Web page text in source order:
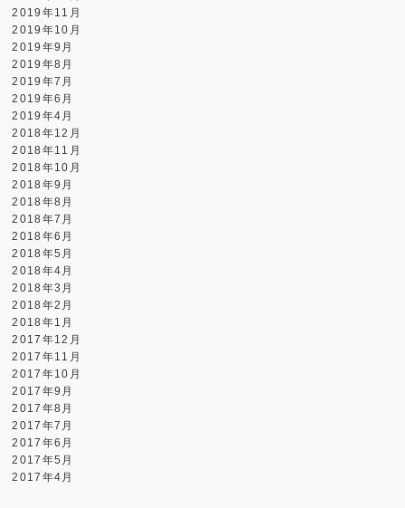
2019年11月
2019年10月
2019年9月
2019年8月
2019年7月
2019年6月
2019年4月
2018年12月
2018年11月
2018年10月
2018年9月
2018年8月
2018年7月
2018年6月
2018年5月
2018年4月
2018年3月
2018年2月
2018年1月
2017年12月
2017年11月
2017年10月
2017年9月
2017年8月
2017年7月
2017年6月
2017年5月
2017年4月